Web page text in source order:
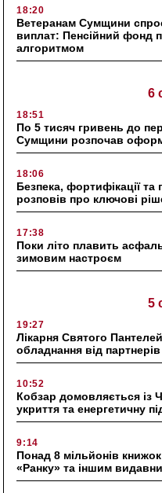
18:20
Ветеранам Сумщини
виплат: Пенсійний фонд
алгоритмом
6
18:51
По 5 тисяч гривень до
Сумщини розпочав
18:06
Безпека, фортифікації
розповів про ключові
17:38
Поки літо плавить
зимовим настроєм
5
19:27
Лікарня Святого
обладнання від
10:52
Кобзар домовляється із
укриття та енергетичну
9:14
Понад 8 мільйонів
«Ранку» та іншим